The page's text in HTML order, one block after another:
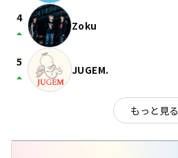
4
arrow_drop_up Zoku
5
arrow_drop_up JUGEM.
もっと見る